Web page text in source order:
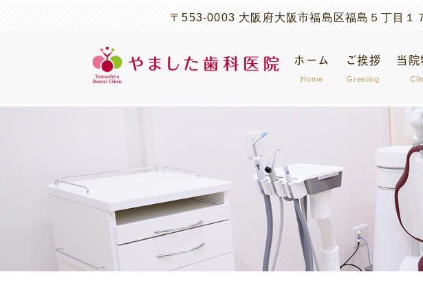
〒553-0003 大阪府大阪市福島区福島５丁目１
ホーム
Home
ご挨拶
Greeting
当